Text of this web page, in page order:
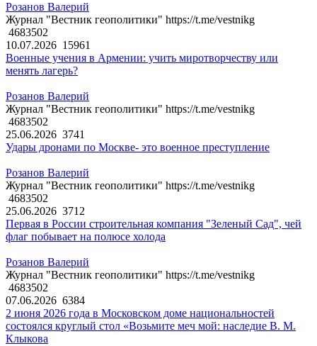
Розанов Валерий
Журнал "Вестник геополитики" https://t.me/vestnikg
4683502
10.07.2026 15961
Военные учения в Армении: учить миротворчеству или
менять лагерь?
Розанов Валерий
Журнал "Вестник геополитики" https://t.me/vestnikg
4683502
25.06.2026 3741
Удары дронами по Москве- это военное преступление
Розанов Валерий
Журнал "Вестник геополитики" https://t.me/vestnikg
4683502
25.06.2026 3712
Первая в России строительная компания "Зеленый Сад", чей
флаг побывает на полюсе холода
Розанов Валерий
Журнал "Вестник геополитики" https://t.me/vestnikg
4683502
07.06.2026 6384
2 июня 2026 года в Московском доме национальностей
состоялся круглый стол «Возьмите меч мой: наследие В. М.
Клыкова